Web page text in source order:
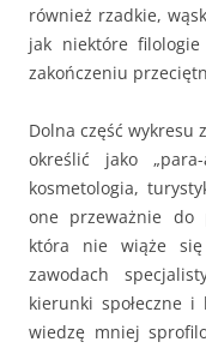
również rzadkie,
jak niektóre
zakończeniu
Dolna część wykresu
określić jako „para-
kosmetologia,
one przeważnie do
która nie wiąże
zawodach
kierunki społeczne
wiedzę mniej